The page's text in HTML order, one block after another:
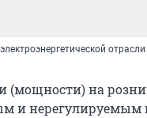
отрасли
(мощности) на
и